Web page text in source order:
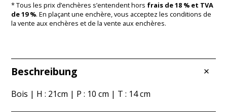
* Tous les prix d’enchères s’entendent hors frais de 18 % et TVA
de 19 %. En plaçant une enchère, vous acceptez les conditions de
la vente aux enchères et de la vente aux enchères.
Beschreibung
Bois | H : 21cm | P : 10 cm | T : 14 cm